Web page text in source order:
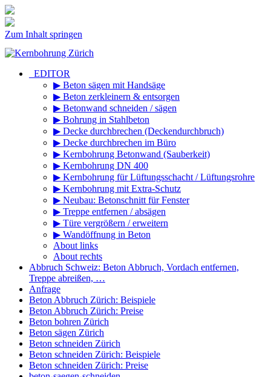
Zum Inhalt springen
_EDITOR
▶ Beton sägen mit Handsäge
▶ Beton zerkleinern & entsorgen
▶ Betonwand schneiden / sägen
▶ Bohrung in Stahlbeton
▶ Decke durchbrechen (Deckendurchbruch)
▶ Decke durchbrechen im Büro
▶ Kernbohrung Betonwand (Sauberkeit)
▶ Kernbohrung DN 400
▶ Kernbohrung für Lüftungsschacht / Lüftungsrohre
▶ Kernbohrung mit Extra-Schutz
▶ Neubau: Betonschnitt für Fenster
▶ Treppe entfernen / absägen
▶ Türe vergrößern / erweitern
▶ Wandöffnung in Beton
About links
About rechts
Abbruch Schweiz: Beton Abbruch, Vordach entfernen,
Treppe abreißen, …
Anfrage
Beton Abbruch Zürich: Beispiele
Beton Abbruch Zürich: Preise
Beton bohren Zürich
Beton sägen Zürich
Beton schneiden Zürich
Beton schneiden Zürich: Beispiele
Beton schneiden Zürich: Preise